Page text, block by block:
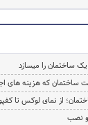
ساختمان را میسازد
که هزینه‌ های
از نمای لوکس تا
و نصب